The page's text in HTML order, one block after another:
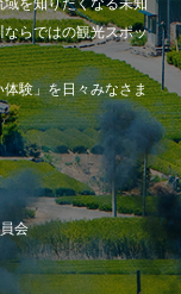
を知りたくなる未知
らではの観光スポッ
験」を日々みなさま
会